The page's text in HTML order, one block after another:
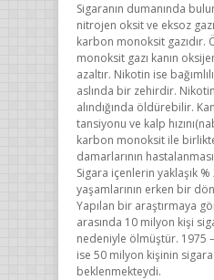
Sigaranın dumanında
nitrojen oksit ve eksoz
karbon monoksit gazıdır.
monoksit gazı kanın
azaltır. Nikotin ise
aslında bir zehirdir.
alındığında öldürebilir.
tansiyonu ve kalp
karbon monoksit ile
damarlarının
Sigara içenlerin yaklaşık
yaşamlarının erken bir
Yapılan bir araştırmaya
arasında 10 milyon kişi
nedeniyle ölmüştür. 1975
ise 50 milyon kişinin
beklenmekteydi.